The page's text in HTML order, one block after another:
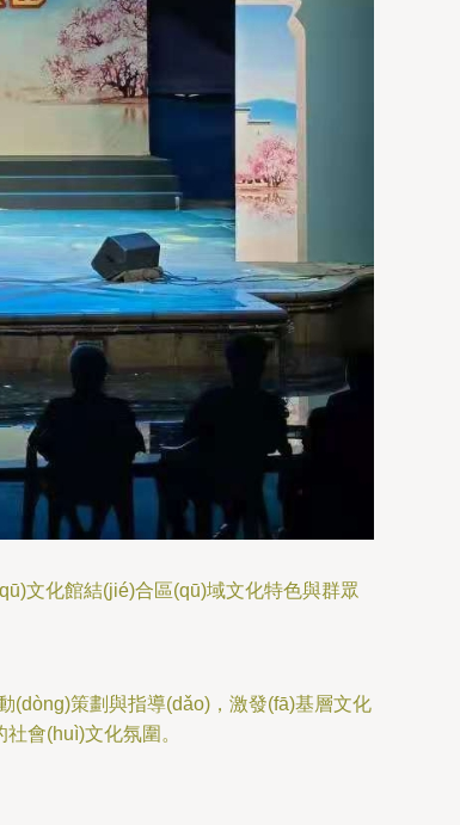
文化館結(jié)合區(qū)域文化特色與群眾
策劃與指導(dǎo)，激發(fā)基層文化
會(huì)文化氛圍。